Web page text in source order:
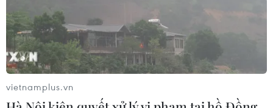
qua biên giới.
vietnamplus.vn